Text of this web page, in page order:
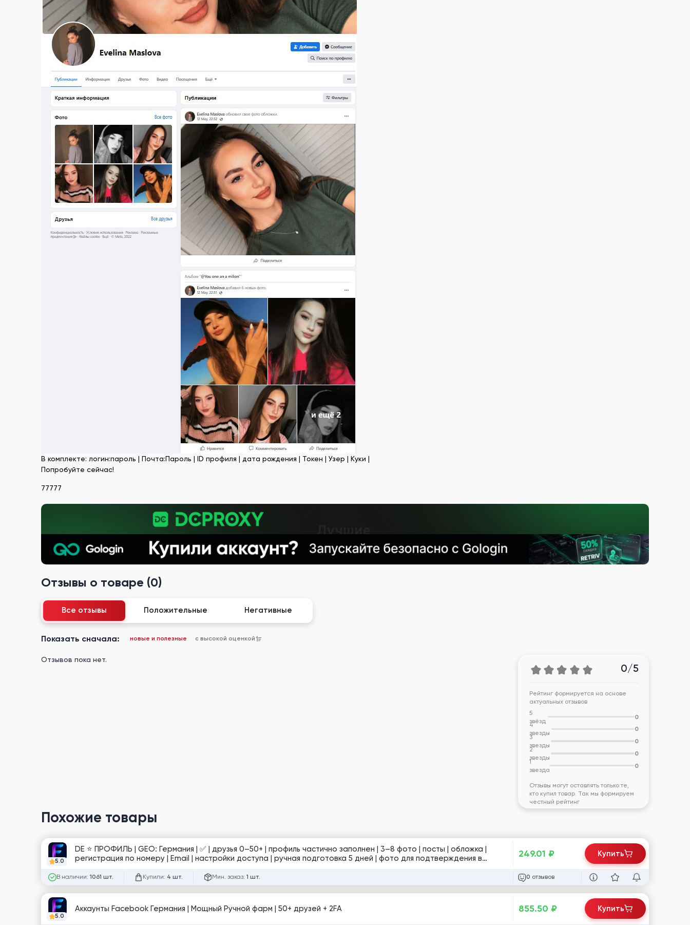
В комплекте: логин:пароль | Почта:Пароль | ID профиля | дата рождения | Токен | Узер | Куки |
Попробуйте сейчас!
77777
Отзывы о товаре (0)
Все отзывы Положительные Негативные
Показать сначала: новые и полезные с высокой оценкой
Отзывов пока нет.
0/5
Рейтинг формируется на основе
актуальных отзывов
5
звёзд
0
4
звезды
0
3
звезды
0
2
звезды
0
1
звезда
0
Отзывы могут оставлять только те,
кто купил товар. Так мы формируем
честный рейтинг
Похожие товары
5.0
DE ⭐️ ПРОФИЛЬ | GEO: Германия | ✅ | друзья 0–50+ | профиль частично заполнен | 3–8 фото | посты | обложка |
регистрация по номеру | Email | настройки доступа | ручная подготовка 5 дней | фото для подтверждения в
В наличии: 1061 шт. Купили: 4 шт. Мин. заказ: 1 шт.
249.01 ₽
0 отзывов
Купить
5.0
Аккаунты Facebook Германия | Мощный Ручной фарм | 50+ друзей + 2FA 855.50 ₽ Купить